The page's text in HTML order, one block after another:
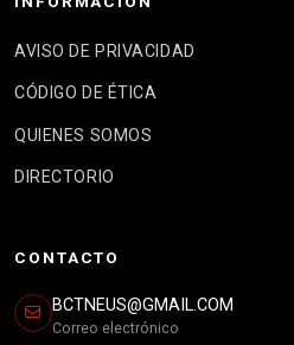
AVISO DE PRIVACIDAD
CÓDIGO DE ÉTICA
QUIENES SOMOS
DIRECTORIO
CONTACTO
BCTNEUS@GMAIL.COM
Correo electrónico